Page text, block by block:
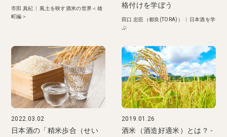
市田 真紀
風土を映す酒米の世界＜雄
町編＞
格付けを学ぼう
田口 忠臣（都良(TORA)）
日本酒を学
ぶ
2022.03.02
日本酒の「精米歩合（せい
2019.01.26
酒米（酒造好適米）とは？ -